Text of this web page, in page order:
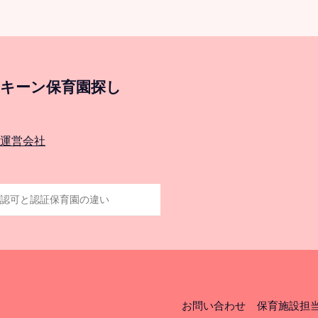
キーン保育園探し
運営会社
お問い合わせ 保育施設担